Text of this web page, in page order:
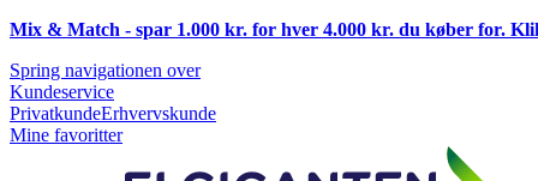
Mix & Match - spar 1.000 kr. for hver 4.000 kr. du køber for.
Spring navigationen over
Kundeservice
PrivatkundeErhvervskunde
Mine favoritter